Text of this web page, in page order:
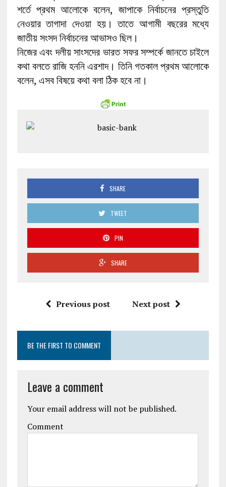
শর্তে প্রথম আলোকে বলেন, জাপাকে নির্বাচনের প্রস্তুতি
নেওয়ার তাগাদা দেওয়া হয়। তাতে আগামী বছরের মধ্যে
জাতীয় সংসদ নির্বাচনের আভাসও ছিল।
নিজের এবং দলীয় সাংসদের ভারত সফর সম্পর্কে জানতে চাইলে
কথা বলতে রাজি হননি এরশাদ। তিনি গতকাল প্রথম আলোকে
বলেন, এসব বিষয়ে কথা বলা ঠিক হবে না।
SHARE
TWEET
PIN
SHARE
Previous post Next post
BE THE FIRST TO COMMENT
Leave a comment
Your email address will not be published.
Comment